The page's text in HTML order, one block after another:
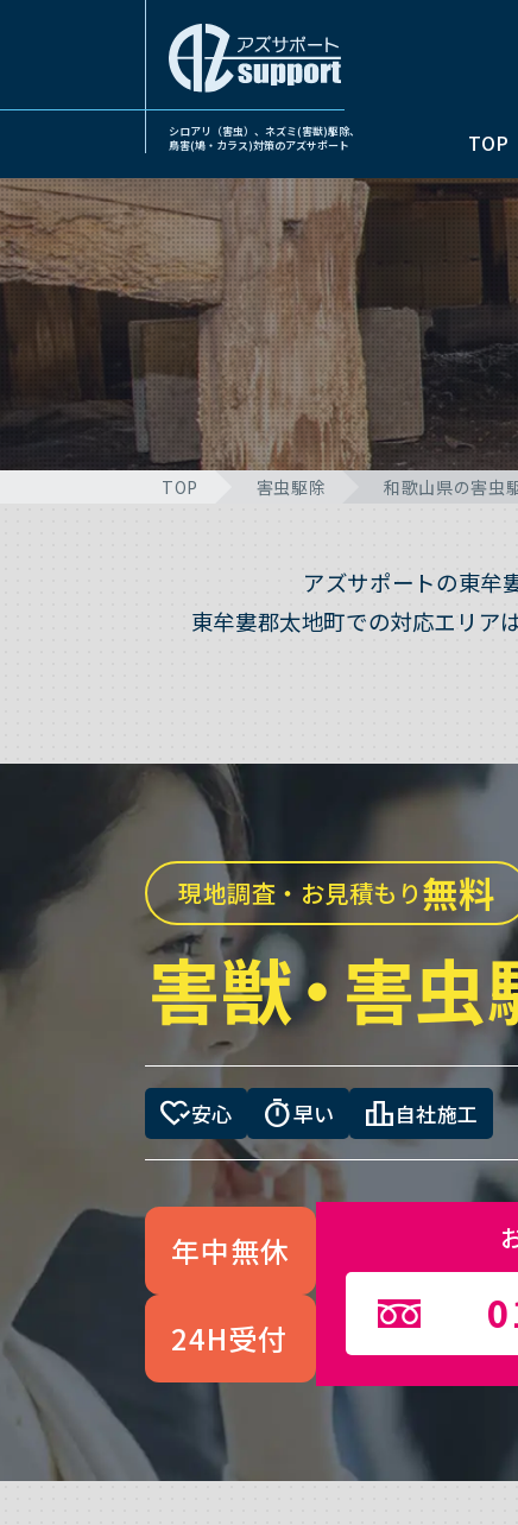
シロアリ（害虫）、ネズミ(害獣)駆除、
鳥害(鳩・カラス)対策のアズサポート
TOP
TOP 害虫駆除 和歌山県の害虫
アズサポートの東牟
東牟婁郡太地町での対応エリア
現地調査・お見積もり無料
害獣・害虫
heart_check安心 timer早い leaderboard自社施工
年中無休
24H受付